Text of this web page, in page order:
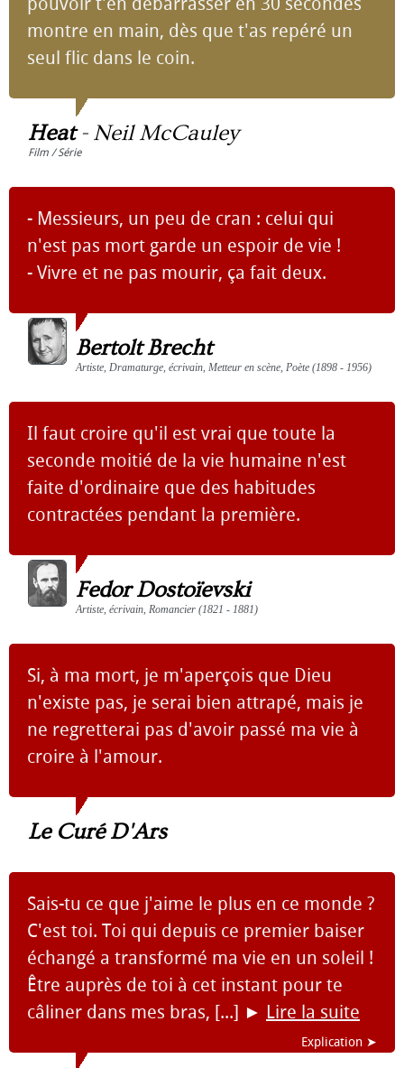
montre en main, dès que t'as repéré un
seul flic dans le coin.
Heat- Neil McCauley
Film / Série
- Messieurs, un peu de cran : celui qui
n'est pas mort garde un espoir de vie !
- Vivre et ne pas mourir, ça fait deux.
Bertolt Brecht
Artiste, Dramaturge, écrivain, Metteur en scène, Poète (1898 - 1956)
Il faut croire qu'il est vrai que toute la
seconde moitié de la vie humaine n'est
faite d'ordinaire que des habitudes
contractées pendant la première.
Fedor Dostoïevski
Artiste, écrivain, Romancier (1821 - 1881)
Si, à ma mort, je m'aperçois que Dieu
n'existe pas, je serai bien attrapé, mais je
ne regretterai pas d'avoir passé ma vie à
croire à l'amour.
Le Curé D'Ars
Sais-tu ce que j'aime le plus en ce monde ?
C'est toi. Toi qui depuis ce premier baiser
échangé a transformé ma vie en un soleil !
Être auprès de toi à cet instant pour te
câliner dans mes bras, [...] ► Lire la suite
Explication ➤